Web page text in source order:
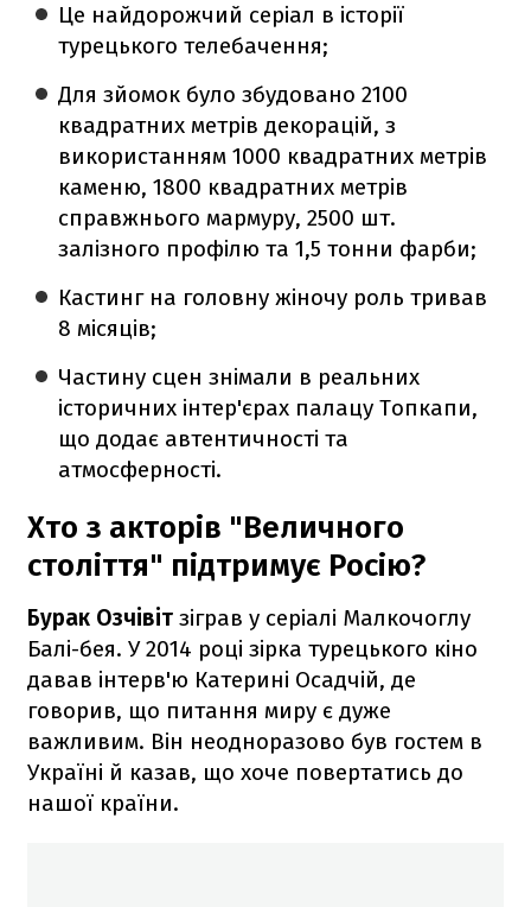
Це найдорожчий серіал в історії
турецького телебачення;
Для зйомок було збудовано 2100
квадратних метрів декорацій, з
використанням 1000 квадратних метрів
каменю, 1800 квадратних метрів
справжнього мармуру, 2500 шт.
залізного профілю та 1,5 тонни фарби;
Кастинг на головну жіночу роль тривав
8 місяців;
Частину сцен знімали в реальних
історичних інтер'єрах палацу Топкапи,
що додає автентичності та
атмосферності.
Хто з акторів "Величного
століття" підтримує Росію?
Бурак Озчівіт зіграв у серіалі Малкочоглу
Балі-бея. У 2014 році зірка турецького кіно
давав інтерв'ю Катерині Осадчій, де
говорив, що питання миру є дуже
важливим. Він неодноразово був гостем в
Україні й казав, що хоче повертатись до
нашої країни.